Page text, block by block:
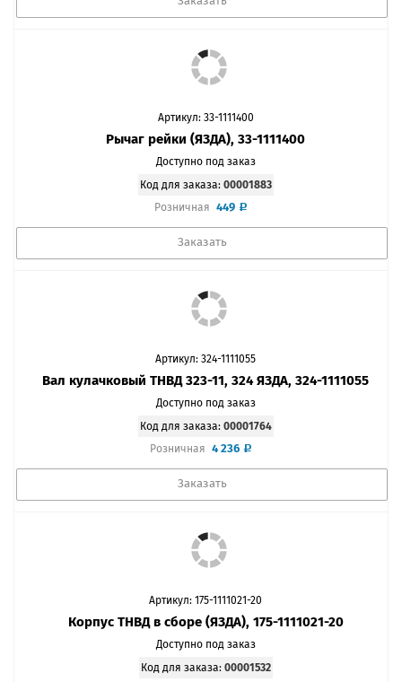
Артикул: 33-1111400
Рычаг рейки (ЯЗДА), 33-1111400
Доступно под заказ
Код для заказа: 00001883
Розничная 449
Заказать
Артикул: 324-1111055
Вал кулачковый ТНВД 323-11, 324 ЯЗДА, 324-1111055
Доступно под заказ
Код для заказа: 00001764
Розничная 4 236
Заказать
Артикул: 175-1111021-20
Корпус ТНВД в сборе (ЯЗДА), 175-1111021-20
Доступно под заказ
Код для заказа: 00001532